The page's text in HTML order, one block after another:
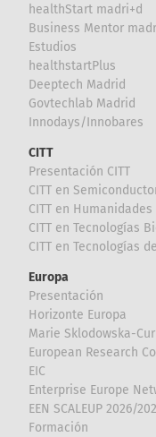
healthStart madri+d
Business Mentor
Estudios
healthstartPlus
Deeptech Madrid
Govtechlab Madrid
Innodays/Innobares
CITT
Presentación CITT
CITT en
CITT en
CITT en Tecnologías
CITT en Tecnologías
Europa
Presentación
Horizonte Europa
Marie Sklodowska-
European Research
EIC
Enterprise Europe
EEN SCALEUP 2026/
Formación